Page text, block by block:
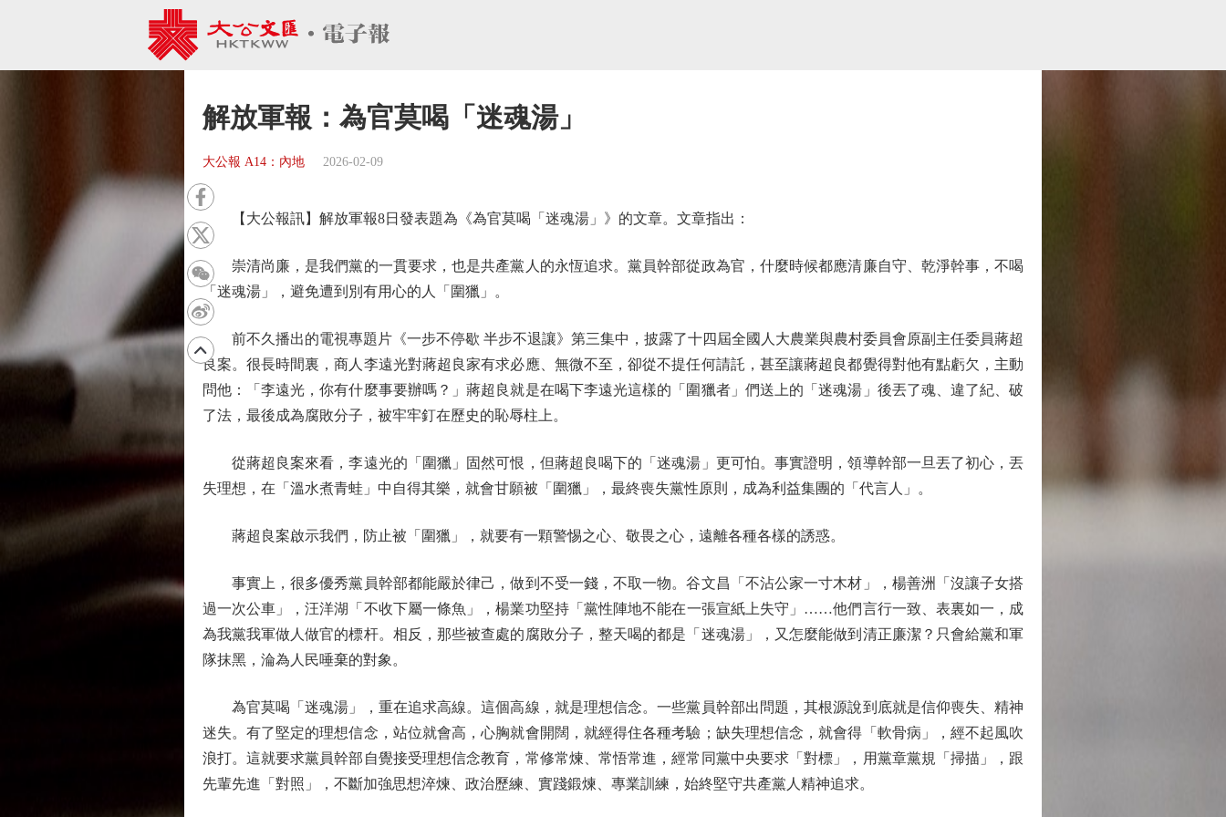
解放軍報：為官莫喝「迷魂湯」
大公報 A14：內地 2026-02-09
【大公報訊】解放軍報8日發表題為《為官莫喝「迷魂湯」》的文章。文章指出：
崇清尚廉，是我們黨的一貫要求，也是共產黨人的永恆追求。黨員幹部從政為官，什麼時候都應清廉自守、乾淨幹事，不喝
「迷魂湯」，避免遭到別有用心的人「圍獵」。
前不久播出的電視專題片《一步不停歇 半步不退讓》第三集中，披露了十四屆全國人大農業與農村委員會原副主任委員蔣超
良案。很長時間裏，商人李遠光對蔣超良家有求必應、無微不至，卻從不提任何請託，甚至讓蔣超良都覺得對他有點虧欠，主動
問他：「李遠光，你有什麼事要辦嗎？」蔣超良就是在喝下李遠光這樣的「圍獵者」們送上的「迷魂湯」後丟了魂、違了紀、破
了法，最後成為腐敗分子，被牢牢釘在歷史的恥辱柱上。
從蔣超良案來看，李遠光的「圍獵」固然可恨，但蔣超良喝下的「迷魂湯」更可怕。事實證明，領導幹部一旦丟了初心，丟
失理想，在「溫水煮青蛙」中自得其樂，就會甘願被「圍獵」，最終喪失黨性原則，成為利益集團的「代言人」。
蔣超良案啟示我們，防止被「圍獵」，就要有一顆警惕之心、敬畏之心，遠離各種各樣的誘惑。
事實上，很多優秀黨員幹部都能嚴於律己，做到不受一錢，不取一物。谷文昌「不沾公家一寸木材」，楊善洲「沒讓子女搭
過一次公車」，汪洋湖「不收下屬一條魚」，楊業功堅持「黨性陣地不能在一張宣紙上失守」……他們言行一致、表裏如一，成
為我黨我軍做人做官的標杆。相反，那些被查處的腐敗分子，整天喝的都是「迷魂湯」，又怎麼能做到清正廉潔？只會給黨和軍
隊抹黑，淪為人民唾棄的對象。
為官莫喝「迷魂湯」，重在追求高線。這個高線，就是理想信念。一些黨員幹部出問題，其根源說到底就是信仰喪失、精神
迷失。有了堅定的理想信念，站位就會高，心胸就會開闊，就經得住各種考驗；缺失理想信念，就會得「軟骨病」，經不起風吹
浪打。這就要求黨員幹部自覺接受理想信念教育，常修常煉、常悟常進，經常同黨中央要求「對標」，用黨章黨規「掃描」，跟
先輩先進「對照」，不斷加強思想淬煉、政治歷練、實踐鍛煉、專業訓練，始終堅守共產黨人精神追求。